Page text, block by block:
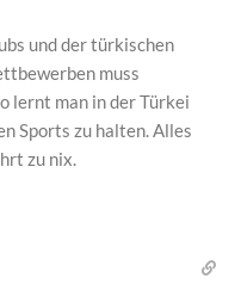
und der türkischen
muss
lernt man in der Türkei
Sports zu halten. Alles
zu nix.